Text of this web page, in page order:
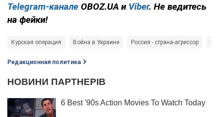
Telegram-канале OBOZ.UA и Viber. Не ведитесь
на фейки!
Курская операция Война в Украине Россия - страна-агрессор
Редакционная политика